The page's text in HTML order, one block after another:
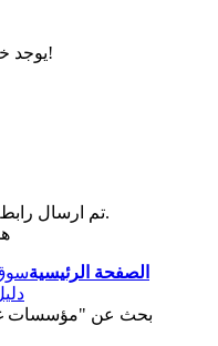
يوجد خطأ في اسم المستخدم أو كلمة المرور!
تم ارسال رابط استعادة كلمة المرور الى بريدك بنجاح.
الصفحة الرئيسية
بحث عن "مؤسسات